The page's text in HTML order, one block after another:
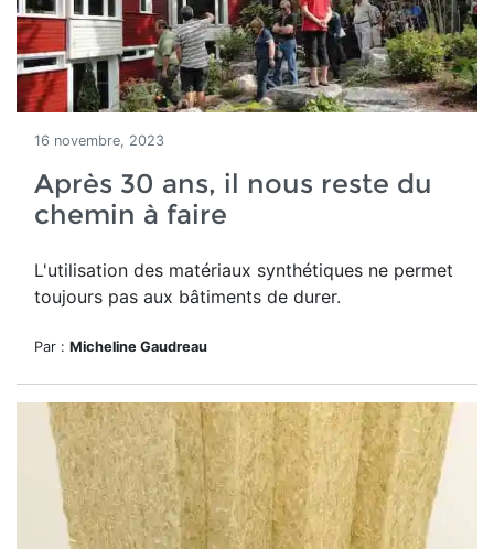
16 novembre, 2023
Après 30 ans, il nous reste du
chemin à faire
L'utilisation des matériaux synthétiques ne permet
toujours pas aux bâtiments de durer.
Par : Micheline Gaudreau